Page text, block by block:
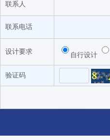
联系人
联系电话
设计要求 自行设计
验证码